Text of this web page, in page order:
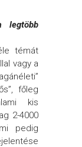
legtöbb
témát
vagy a
főleg
kis
2-4000
pedig